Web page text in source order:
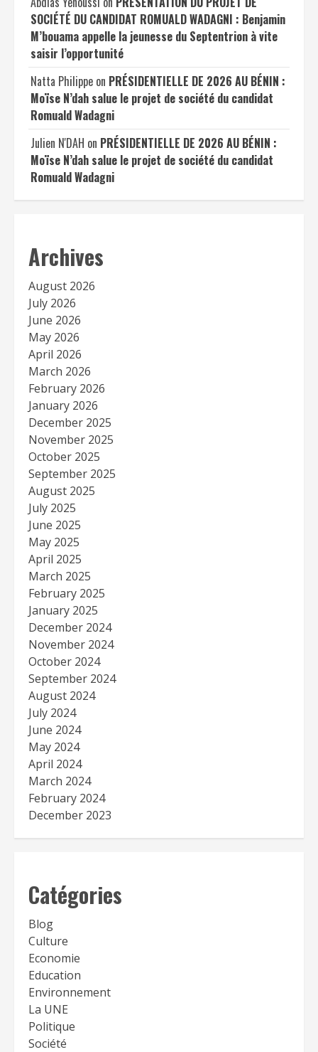
SOCIÉTÉ DU CANDIDAT ROMUALD WADAGNI : Benjamin
M’bouama appelle la jeunesse du Septentrion à vite
saisir l’opportunité
Natta Philippe on PRÉSIDENTIELLE DE 2026 AU BÉNIN :
Moïse N’dah salue le projet de société du candidat
Romuald Wadagni
Julien N'DAH on PRÉSIDENTIELLE DE 2026 AU BÉNIN :
Moïse N’dah salue le projet de société du candidat
Romuald Wadagni
Archives
August 2026
July 2026
June 2026
May 2026
April 2026
March 2026
February 2026
January 2026
December 2025
November 2025
October 2025
September 2025
August 2025
July 2025
June 2025
May 2025
April 2025
March 2025
February 2025
January 2025
December 2024
November 2024
October 2024
September 2024
August 2024
July 2024
June 2024
May 2024
April 2024
March 2024
February 2024
December 2023
Catégories
Blog
Culture
Economie
Education
Environnement
La UNE
Politique
Société